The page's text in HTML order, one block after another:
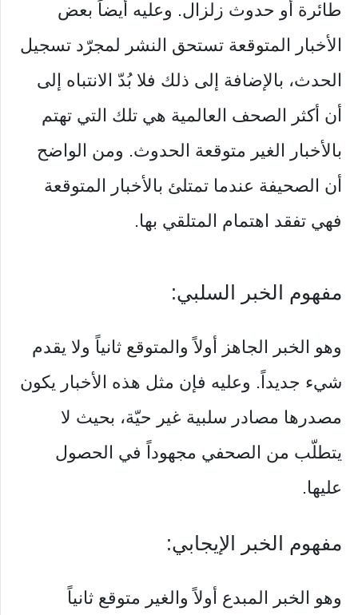
طائرة أو حدوث زلزال. وعليه أيضاً بعض
الأخبار المتوقعة تستحق النشر لمجرّد تسجيل
الحدث، بالإضافة إلى ذلك فلا بُدّ الانتباه إلى
أن أكثر الصحف العالمية هي تلك التي تهتم
بالأخبار الغير متوقعة الحدوث. ومن الواضح
أن الصحيفة عندما تمتلئ بالأخبار المتوقعة
فهي تفقد اهتمام المتلقي بها.
مفهوم الخبر السلبي:
وهو الخبر الجاهز أولاً والمتوقع ثانياً ولا يقدم
شيء جديداً. وعليه فإن مثل هذه الأخبار يكون
مصدرها مصادر سلبية غير حيّة، بحيث لا
يتطلّب من الصحفي مجهوداً في الحصول
عليها.
مفهوم الخبر الإيجابي:
وهو الخبر المبدع أولاً والغير متوقع ثانياً